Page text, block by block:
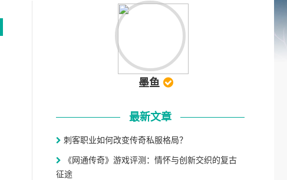
墨鱼
最新文章
刺客职业如何改变传奇私服格局？
《网通传奇》游戏评测：情怀与创新交织的复古
征途